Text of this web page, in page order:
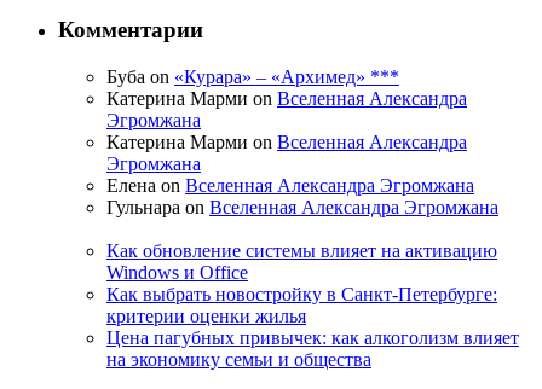
Комментарии
Буба on «Курара» – «Архимед» ***
Катерина Марми on Вселенная Александра
Эгромжана
Катерина Марми on Вселенная Александра
Эгромжана
Елена on Вселенная Александра Эгромжана
Гульнара on Вселенная Александра Эгромжана
Как обновление системы влияет на активацию
Windows и Office
Как выбрать новостройку в Санкт-Петербурге:
критерии оценки жилья
Цена пагубных привычек: как алкоголизм влияет
на экономику семьи и общества